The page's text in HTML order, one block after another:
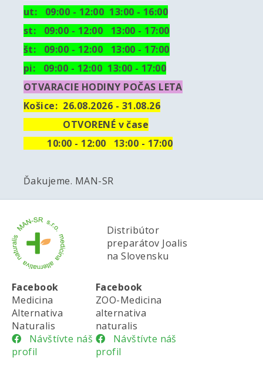
ut: 09:00 - 12:00 13:00 - 16:00
st: 09:00 - 12:00 13:00 - 17:00
št: 09:00 - 12:00 13:00 - 17:00
pi: 09:00 - 12:00 13:00 - 17:00
OTVARACIE HODINY POČAS LETA
Košice: 26.08.2026 - 31.08.26
OTVORENÉ v čase
10:00 - 12:00 13:00 - 17:00
Ďakujeme. MAN-SR
Distribútor
preparátov Joalis
na Slovensku
Facebook
Medicina
Alternativa
Naturalis
Návštívte náš
profil
Facebook
ZOO-Medicina
alternativa
naturalis
Návštívte náš
profil